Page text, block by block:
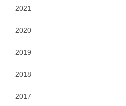
2021
2020
2019
2018
2017